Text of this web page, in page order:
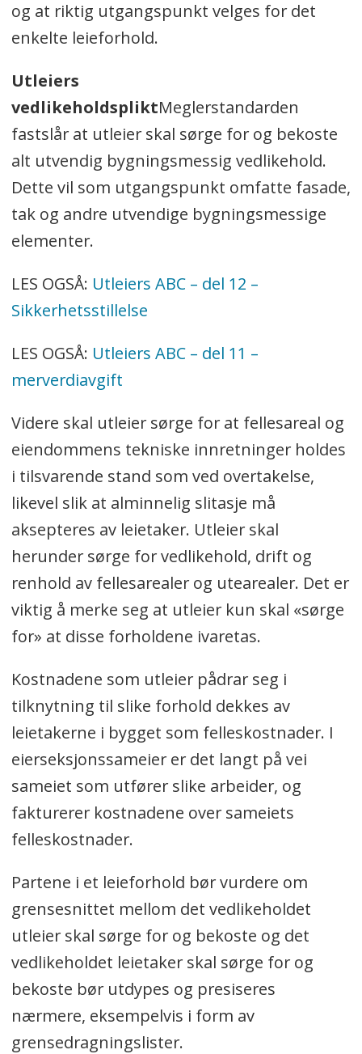
og at riktig utgangspunkt velges for det
enkelte leieforhold.
Utleiers
vedlikeholdspliktMeglerstandarden
fastslår at utleier skal sørge for og bekoste
alt utvendig bygningsmessig vedlikehold.
Dette vil som utgangspunkt omfatte fasade,
tak og andre utvendige bygningsmessige
elementer.
LES OGSÅ: Utleiers ABC – del 12 –
Sikkerhetsstillelse
LES OGSÅ: Utleiers ABC – del 11 –
merverdiavgift
Videre skal utleier sørge for at fellesareal og
eiendommens tekniske innretninger holdes
i tilsvarende stand som ved overtakelse,
likevel slik at alminnelig slitasje må
aksepteres av leietaker. Utleier skal
herunder sørge for vedlikehold, drift og
renhold av fellesarealer og utearealer. Det er
viktig å merke seg at utleier kun skal «sørge
for» at disse forholdene ivaretas.
Kostnadene som utleier pådrar seg i
tilknytning til slike forhold dekkes av
leietakerne i bygget som felleskostnader. I
eierseksjonssameier er det langt på vei
sameiet som utfører slike arbeider, og
fakturerer kostnadene over sameiets
felleskostnader.
Partene i et leieforhold bør vurdere om
grensesnittet mellom det vedlikeholdet
utleier skal sørge for og bekoste og det
vedlikeholdet leietaker skal sørge for og
bekoste bør utdypes og presiseres
nærmere, eksempelvis i form av
grensedragningslister.